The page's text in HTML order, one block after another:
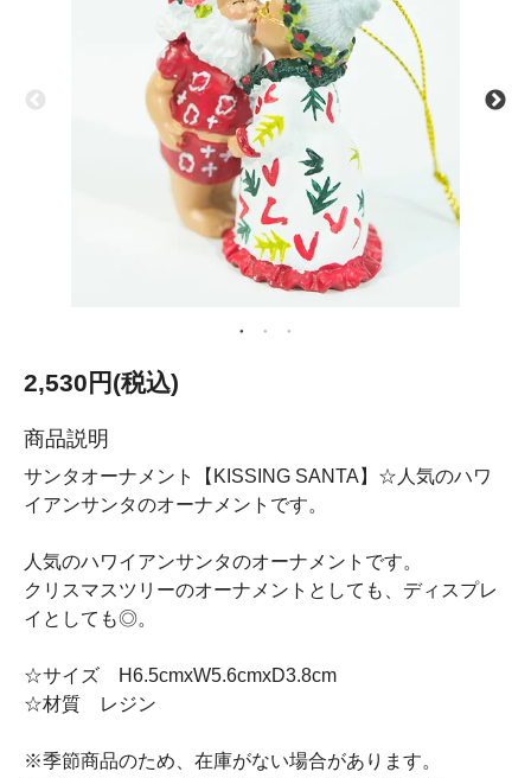
2,530円(税込)
商品説明
サンタオーナメント【KISSING SANTA】☆人気のハワ
イアンサンタのオーナメントです。
人気のハワイアンサンタのオーナメントです。
クリスマスツリーのオーナメントとしても、ディスプレ
イとしても◎。
☆サイズ H6.5cmxW5.6cmxD3.8cm
☆材質 レジン
※季節商品のため、在庫がない場合があります。